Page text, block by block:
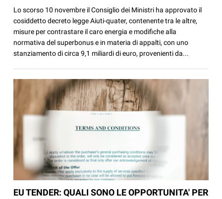
Lo scorso 10 novembre il Consiglio dei Ministri ha approvato il
cosiddetto decreto legge Aiuti-quater, contenente tra le altre,
misure per contrastare il caro energia e modifiche alla
normativa del superbonus e in materia di appalti, con uno
stanziamento di circa 9,1 miliardi di euro, provenienti da...
EU TENDER: QUALI SONO LE OPPORTUNITA' PER